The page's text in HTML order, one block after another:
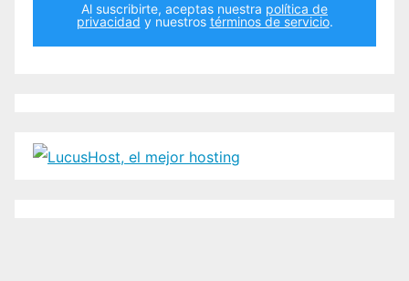
Al suscribirte, aceptas nuestra política de
privacidad y nuestros términos de servicio.